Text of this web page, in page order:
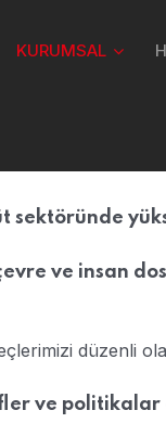
KURUMSAL
sektöründe
ve insan
düzenli
ve politikalar